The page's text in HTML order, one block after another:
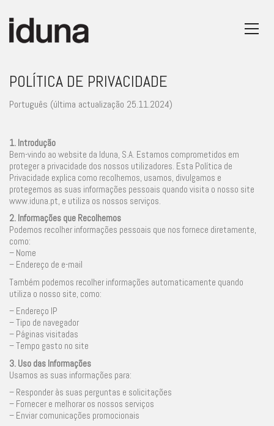
POLÍTICA DE PRIVACIDADE
Português (última actualização 25.11.2024)
1. Introdução
Bem-vindo ao website da Iduna, S.A. Estamos comprometidos em
proteger a privacidade dos nossos utilizadores. Esta Política de
Privacidade explica como recolhemos, usamos, divulgamos e
protegemos as suas informações pessoais quando visita o nosso site
www.iduna.pt, e utiliza os nossos serviços.
2. Informações que Recolhemos
Podemos recolher informações pessoais que nos fornece diretamente,
como:
– Nome
– Endereço de e-mail
Também podemos recolher informações automaticamente quando
utiliza o nosso site, como:
– Endereço IP
– Tipo de navegador
– Páginas visitadas
– Tempo gasto no site
3. Uso das Informações
Usamos as suas informações para:
– Responder às suas perguntas e solicitações
– Fornecer e melhorar os nossos serviços
– Enviar comunicações promocionais